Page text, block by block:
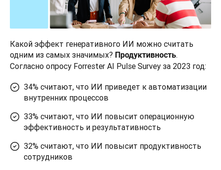
Какой эффект генеративного ИИ можно считать
одним из самых значимых? Продуктивность.
Согласно опросу Forrester AI Pulse Survey за 2023 год:
34% считают, что ИИ приведет к автоматизации
внутренних процессов
33% считают, что ИИ повысит операционную
эффективность и результативность
32% считают, что ИИ повысит продуктивность
сотрудников